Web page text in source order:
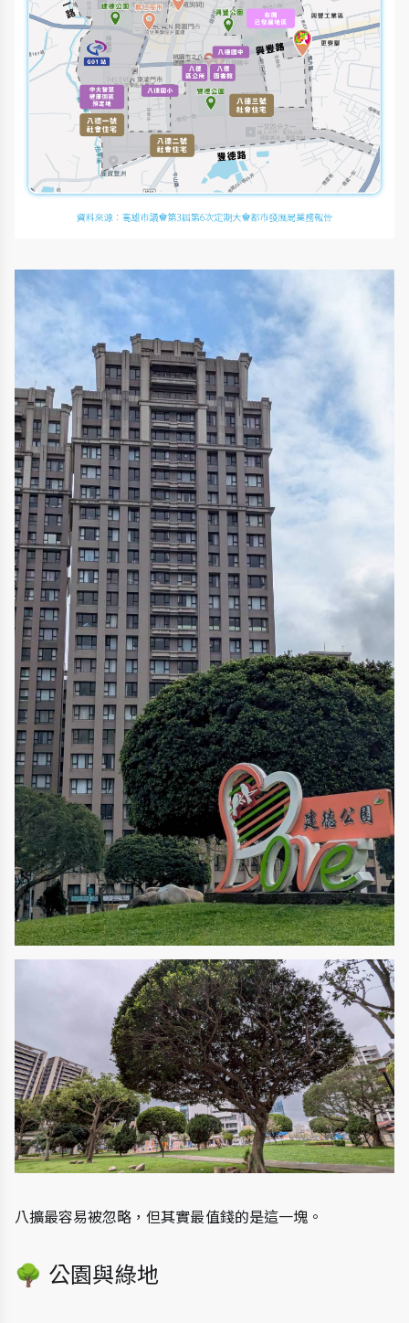
八擴最容易被忽略，但其實最值錢的是這一塊。
🌳 公園與綠地